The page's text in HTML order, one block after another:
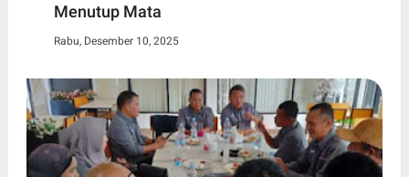
Menutup Mata
Rabu, Desember 10, 2025